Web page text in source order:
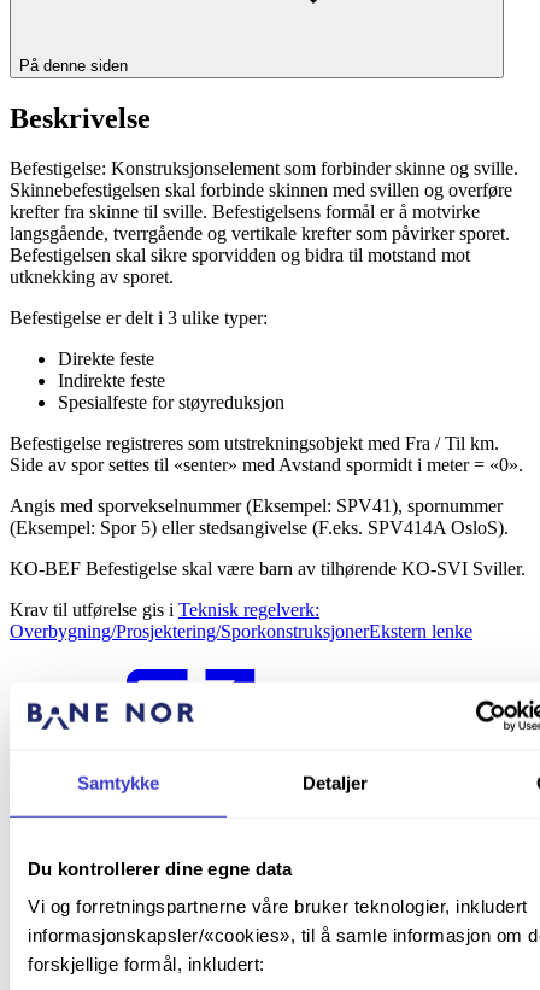
Samtykke Detaljer
Du kontrollerer dine egne data
Vi og forretningspartnerne våre bruker teknologier, inkludert
informasjonskapsler/«cookies», til å samle informasjon om
forskjellige formål, inkludert:
På denne siden
Beskrivelse
Befestigelse: Konstruksjonselement som forbinder skinne og sville.
Skinnebefestigelsen skal forbinde skinnen med svillen og overføre
krefter fra skinne til sville. Befestigelsens formål er å motvirke
langsgående, tverrgående og vertikale krefter som påvirker sporet.
Befestigelsen skal sikre sporvidden og bidra til motstand mot
utknekking av sporet.
Befestigelse er delt i 3 ulike typer:
Direkte feste
Indirekte feste
Spesialfeste for støyreduksjon
Befestigelse registreres som utstrekningsobjekt med Fra / Til km.
Side av spor settes til «senter» med Avstand spormidt i meter = «0».
Angis med sporvekselnummer (Eksempel: SPV41), spornummer
(Eksempel: Spor 5) eller stedsangivelse (F.eks. SPV414A OsloS).
KO-BEF Befestigelse skal være barn av tilhørende KO-SVI Sviller.
Krav til utførelse gis i Teknisk regelverk:
Overbygning/Prosjektering/SporkonstruksjonerEkstern lenke
Struktur
Det er ikke krav om at nye objekter av denne typen skal ha
funksjonell lokasjon.